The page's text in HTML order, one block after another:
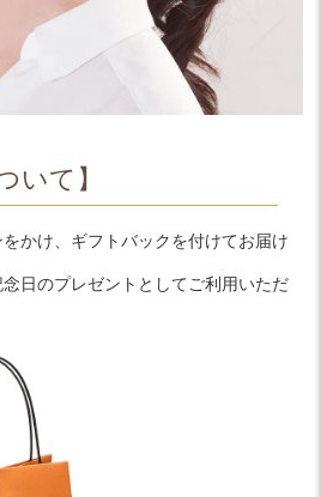
いて】
かけ、ギフトバックを付けてお届け
日のプレゼントとしてご利用いただ